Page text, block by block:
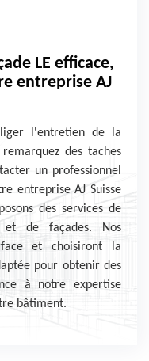
LE efficace,
entreprise AJ
l'entretien de la
des taches
un professionnel
entreprise AJ Suisse
des services de
et de façades. Nos
et choisiront la
pour obtenir des
à notre expertise
bâtiment.